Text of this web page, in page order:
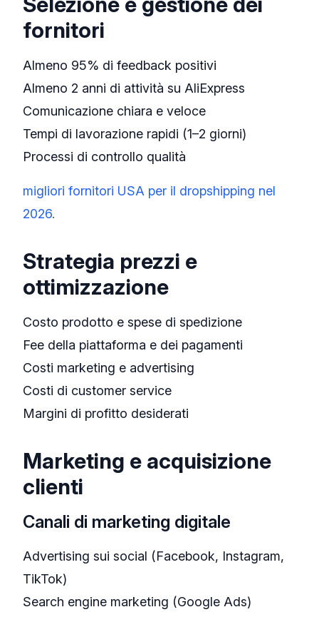
fornitori
Almeno 95% di feedback positivi
Almeno 2 anni di attività su AliExpress
Comunicazione chiara e veloce
Tempi di lavorazione rapidi (1–2 giorni)
Processi di controllo qualità
migliori fornitori USA per il dropshipping nel
2026.
Strategia prezzi e
ottimizzazione
Costo prodotto e spese di spedizione
Fee della piattaforma e dei pagamenti
Costi marketing e advertising
Costi di customer service
Margini di profitto desiderati
Marketing e acquisizione
clienti
Canali di marketing digitale
Advertising sui social (Facebook, Instagram,
TikTok)
Search engine marketing (Google Ads)